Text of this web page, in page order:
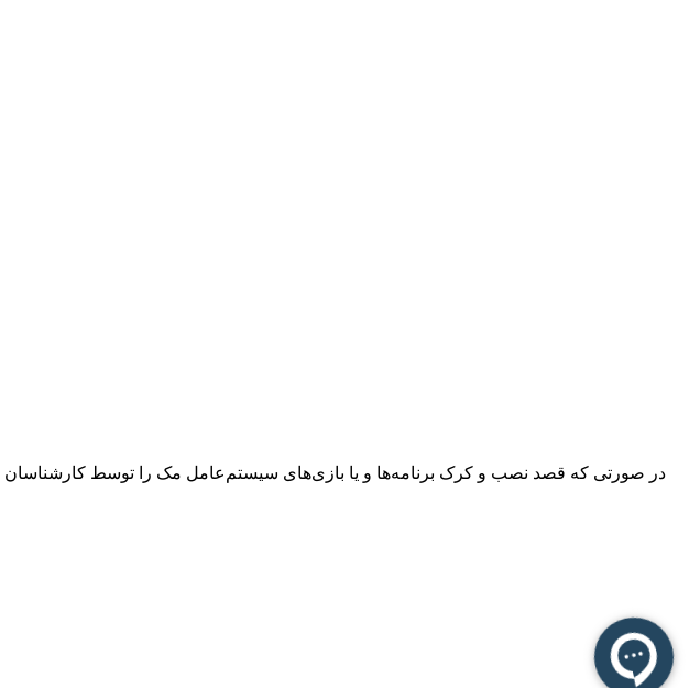
در صورتی که قصد نصب و کرک برنامه‌ها و یا بازی‌های سیستم‌عامل مک را توسط کارشناسان مک